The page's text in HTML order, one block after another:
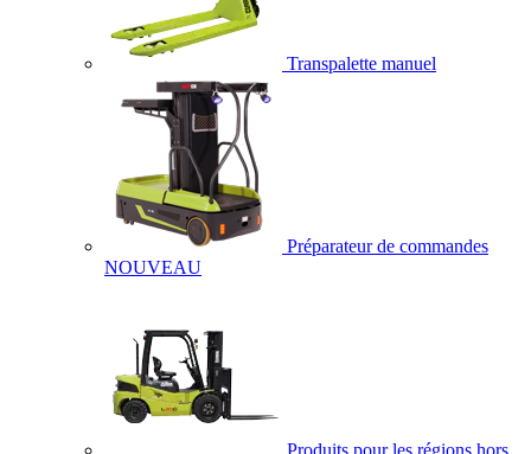
Transpalette manuel
Préparateur de commandes
NOUVEAU
Produits pour les régions hors